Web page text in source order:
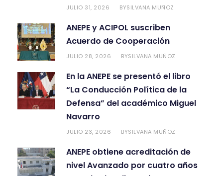
JULIO 31, 2026 BYSILVANA MUÑOZ
ANEPE y ACIPOL suscriben
Acuerdo de Cooperación
JULIO 28, 2026 BYSILVANA MUÑOZ
En la ANEPE se presentó el libro
“La Conducción Política de la
Defensa” del académico Miguel
Navarro
JULIO 23, 2026 BYSILVANA MUÑOZ
ANEPE obtiene acreditación de
nivel Avanzado por cuatro años